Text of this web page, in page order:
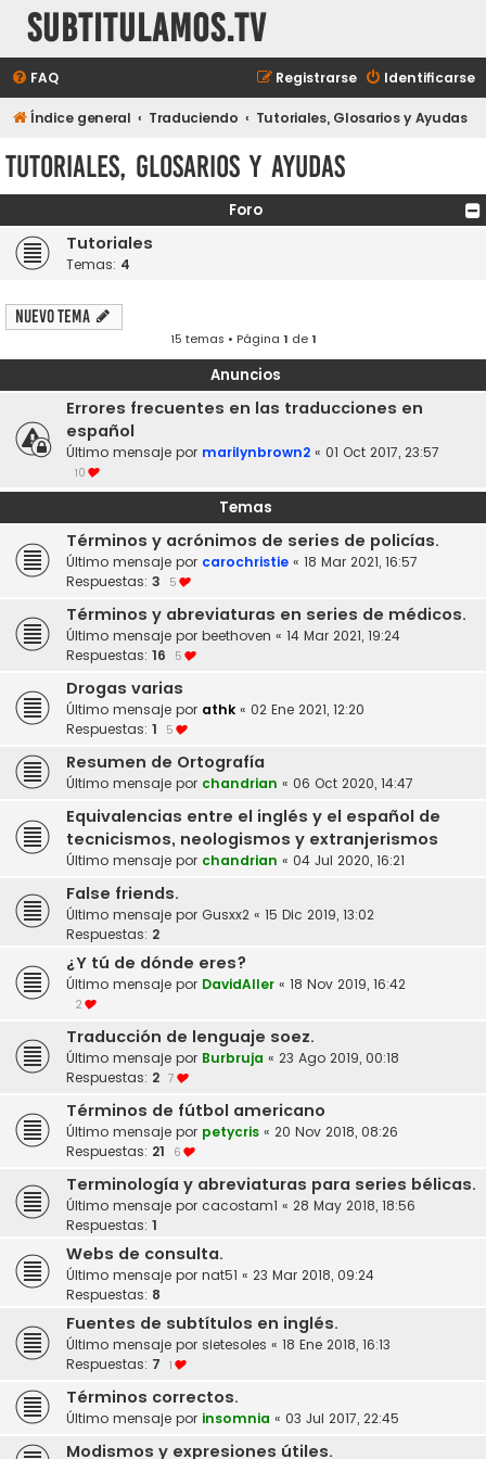
subtitulamos.tv
FAQ Identificarse
Registrarse
Índice general Traduciendo Tutoriales, Glosarios y Ayudas
Tutoriales, Glosarios y Ayudas
Foro
Tutoriales
Temas: 4
Nuevo Tema
15 temas • Página 1 de1
Anuncios
Errores frecuentes en las traducciones en
español
Último mensaje por marilynbrown2 « 01 Oct 2017, 23:57
10
Temas
Términos y acrónimos de series de policías.
Último mensaje por carochristie « 18 Mar 2021, 16:57
Respuestas: 3 5
Términos y abreviaturas en series de médicos.
Último mensaje por beethoven « 14 Mar 2021, 19:24
Respuestas: 16 5
Drogas varias
Último mensaje por athk « 02 Ene 2021, 12:20
Respuestas: 1 5
Resumen de Ortografía
Último mensaje por chandrian « 06 Oct 2020, 14:47
Equivalencias entre el inglés y el español de
tecnicismos, neologismos y extranjerismos
Último mensaje por chandrian « 04 Jul 2020, 16:21
False friends.
Último mensaje por Gusxx2 « 15 Dic 2019, 13:02
Respuestas: 2
¿Y tú de dónde eres?
Último mensaje por DavidAller « 18 Nov 2019, 16:42
2
Traducción de lenguaje soez.
Último mensaje por Burbruja « 23 Ago 2019, 00:18
Respuestas: 2 7
Términos de fútbol americano
Último mensaje por petycris « 20 Nov 2018, 08:26
Respuestas: 21 6
Terminología y abreviaturas para series bélicas.
Último mensaje por cacostam1 « 28 May 2018, 18:56
Respuestas: 1
Webs de consulta.
Último mensaje por nat51 « 23 Mar 2018, 09:24
Respuestas: 8
Fuentes de subtítulos en inglés.
Último mensaje por sietesoles « 18 Ene 2018, 16:13
Respuestas: 7 1
Términos correctos.
Último mensaje por insomnia « 03 Jul 2017, 22:45
Modismos y expresiones útiles.